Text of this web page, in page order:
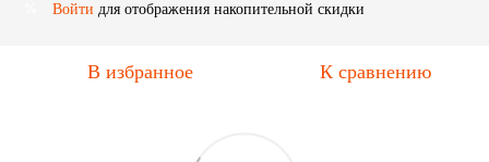
Войти для отображения накопительной скидки
В избранное К сравнению